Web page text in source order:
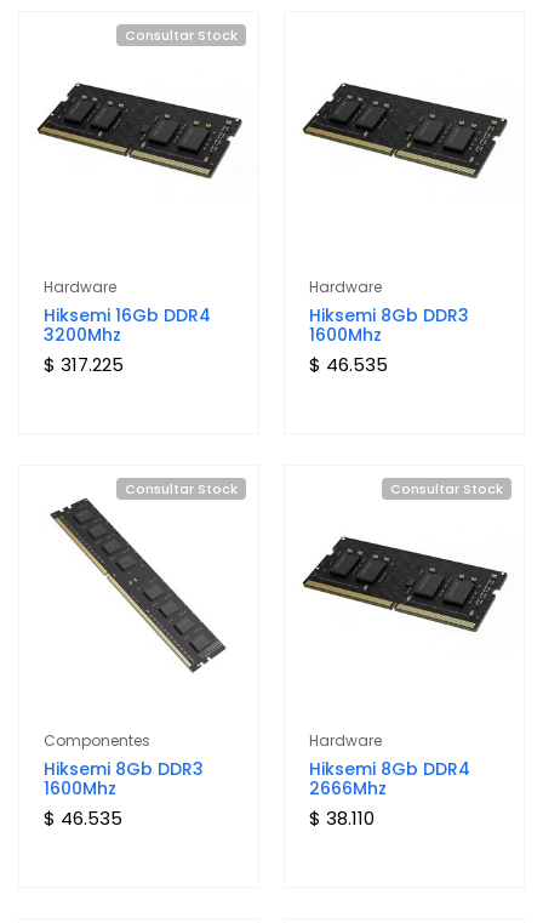
Consultar Stock
Hardware
Hiksemi 16Gb DDR4
3200Mhz
$ 317.225
Hardware
Hiksemi 8Gb DDR3
1600Mhz
$ 46.535
Consultar Stock
Componentes
Hiksemi 8Gb DDR3
1600Mhz
$ 46.535
Consultar Stock
Hardware
Hiksemi 8Gb DDR4
2666Mhz
$ 38.110